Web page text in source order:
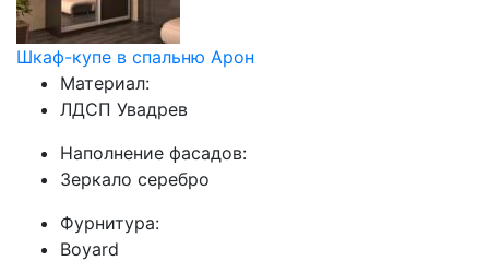
Шкаф-купе в спальню Арон
Материал:
ЛДСП Увадрев
Наполнение фасадов:
Зеркало серебро
Фурнитура:
Boyard